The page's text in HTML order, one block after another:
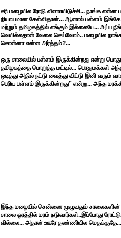
சரி மழையில ரோடு வீணாயிடுச்சி... நாங்க
நியாயமான கேள்விதான்... ஆனால் பள்ளம் இங்கே
மற்றும் தமிழகத்தில் எங்கும் இல்லையே... அப்ப
வெயில்லதான் வேலை செய்வோம்.. மழையில நாங்க
சொன்னா என்ன அர்த்தம்?...
ஒரு சாலையில் பள்ளம் இருக்கின்றது என்று
தமிழகத்தை பொறுத்த மட்டில்... பொதுமக்கள் அந்த
ஒடித்து அதில் நட்டு வைத்து விட்டு இனி வரும்
பெரிய பள்ளம் இருக்கின்றது” என்று... அந்த
இந்த மழையில் சென்னை முழுவதும்
சாலை ஓரத்தில் மரம் நடுவார்கள்..இப்போது
வில்லை... அதான் ஊரே தண்ணியில மெதக்குதே...